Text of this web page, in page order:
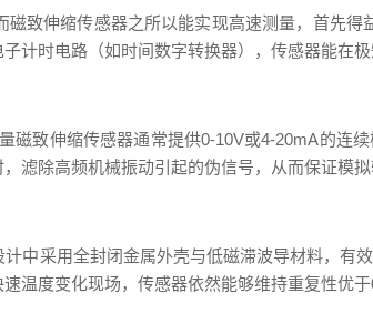
致伸缩传感器之所以能实现高速测量，首先
计时电路（如时间数字转换器），传感器能在
磁致伸缩传感器通常提供0-10V或4-20mA的
滤除高频机械振动引起的伪信号，从而保证模
中采用全封闭金属外壳与低磁滞波导材料，
温度变化现场，传感器依然能够维持重复性优于